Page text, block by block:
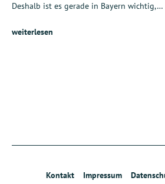
Deshalb ist es gerade in Bayern wichtig,…
weiterlesen
Kontakt Impressum